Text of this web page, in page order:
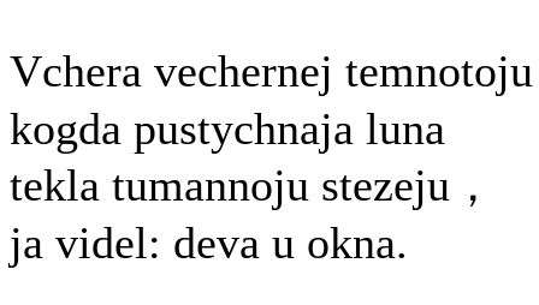
Vchera vechernej
kogda pustychnaja luna
tekla tumannoju stezeju，
ja videl: deva u okna.